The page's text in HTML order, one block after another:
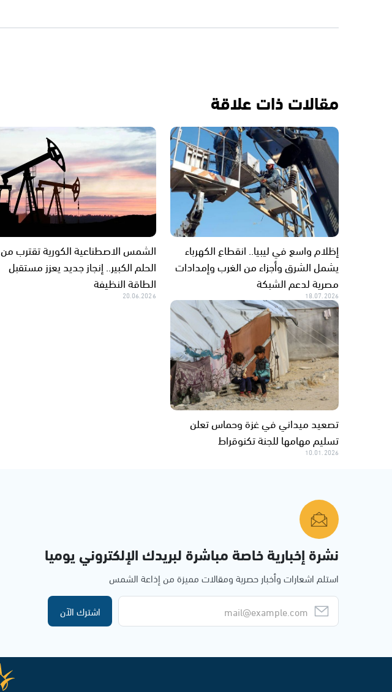
مقالات ذات علاقة
إظلام واسع في ليبيا.. انقطاع الكهرباء
يشمل الشرق وأجزاء من الغرب وإمدادات
مصرية لدعم الشبكة
18.07.2026
الشمس الاصطناعية الكورية تقترب من
الحلم الكبير.. إنجاز جديد يعزز مستقبل
الطاقة النظيفة
20.06.2026
تصعيد ميداني في غزة وحماس تعلن
تسليم مهامها للجنة تكنوقراط
10.01.2026
نشرة إخبارية خاصة مباشرة لبريدك الإلكتروني يوميا
استلم اشعارات وأخبار حصرية ومقالات مميزة من إذاعة الشمس
اشترك الآن